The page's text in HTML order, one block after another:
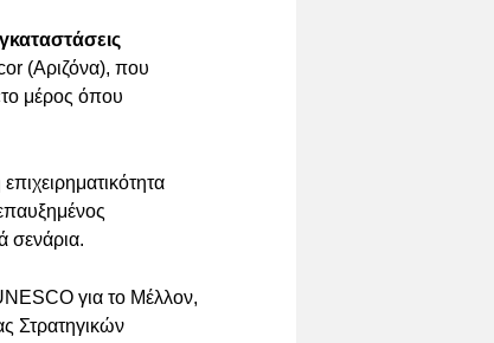
(Αριζόνα), που
μέρος όπου
σενάρια.
για το Μέλλον,
Στρατηγικών